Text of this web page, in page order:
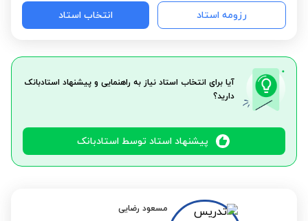
رزومه استاد انتخاب استاد
آیا برای انتخاب استاد نیاز به راهنمایی و پیشنهاد استادبانک
دارید؟
پیشنهاد استاد توسط استادبانک
مسعود رضایی